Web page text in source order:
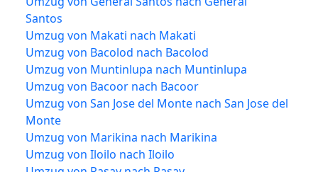
Santos
Umzug von Makati nach Makati
Umzug von Bacolod nach Bacolod
Umzug von Muntinlupa nach Muntinlupa
Umzug von Bacoor nach Bacoor
Umzug von San Jose del Monte nach San Jose del
Monte
Umzug von Marikina nach Marikina
Umzug von Iloilo nach Iloilo